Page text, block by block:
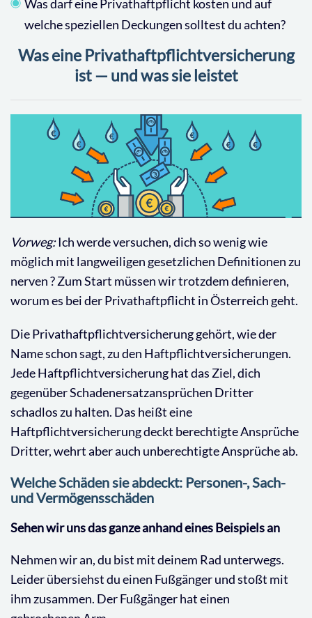
Was darf eine Privathaftpflicht kosten und auf
welche speziellen Deckungen solltest du achten?
Was eine Privathaftpflichtversicherung
ist — und was sie leistet
Vorweg:Ich werde versuchen, dich so wenig wie
möglich mit langweiligen gesetzlichen Definitionen zu
nerven ? Zum Start müssen wir trotzdem definieren,
worum es bei der Privathaftpflicht in Österreich geht.
Die Privathaftpflichtversicherung gehört, wie der
Name schon sagt, zu den Haftpflichtversicherungen.
Jede Haftpflichtversicherung hat das Ziel, dich
gegenüber Schadenersatzansprüchen Dritter
schadlos zu halten. Das heißt eine
Haftpflichtversicherung deckt berechtigte Ansprüche
Dritter, wehrt aber auch unberechtigte Ansprüche ab.
Welche Schäden sie abdeckt: Personen-, Sach-
und Vermögensschäden
Sehen wir uns das ganze anhand eines Beispiels an
Nehmen wir an, du bist mit deinem Rad unterwegs.
Leider übersiehst du einen Fußgänger und stoßt mit
ihm zusammen. Der Fußgänger hat einen